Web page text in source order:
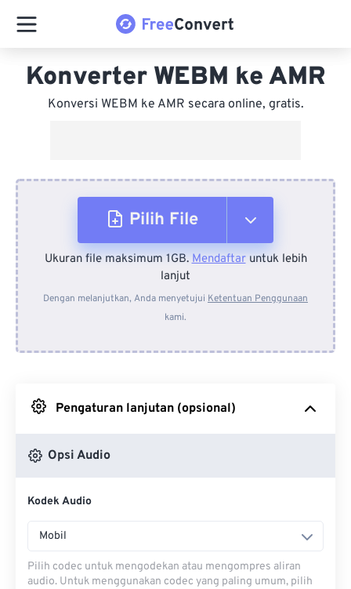
Konverter WEBM ke AMR
Konversi WEBM ke AMR secara online, gratis.
Pilih File
Dari Perangkat
Dari Dropbox
Ukuran file maksimum 1GB.Mendaftaruntuk lebih
lanjut
Dengan melanjutkan, Anda menyetujui Ketentuan Penggunaan
kami.
Pengaturan lanjutan (opsional)
Opsi Audio
Kodek Audio
Mobil
Pilih codec untuk mengodekan atau mengompres aliran
audio. Untuk menggunakan codec yang paling umum, pilih